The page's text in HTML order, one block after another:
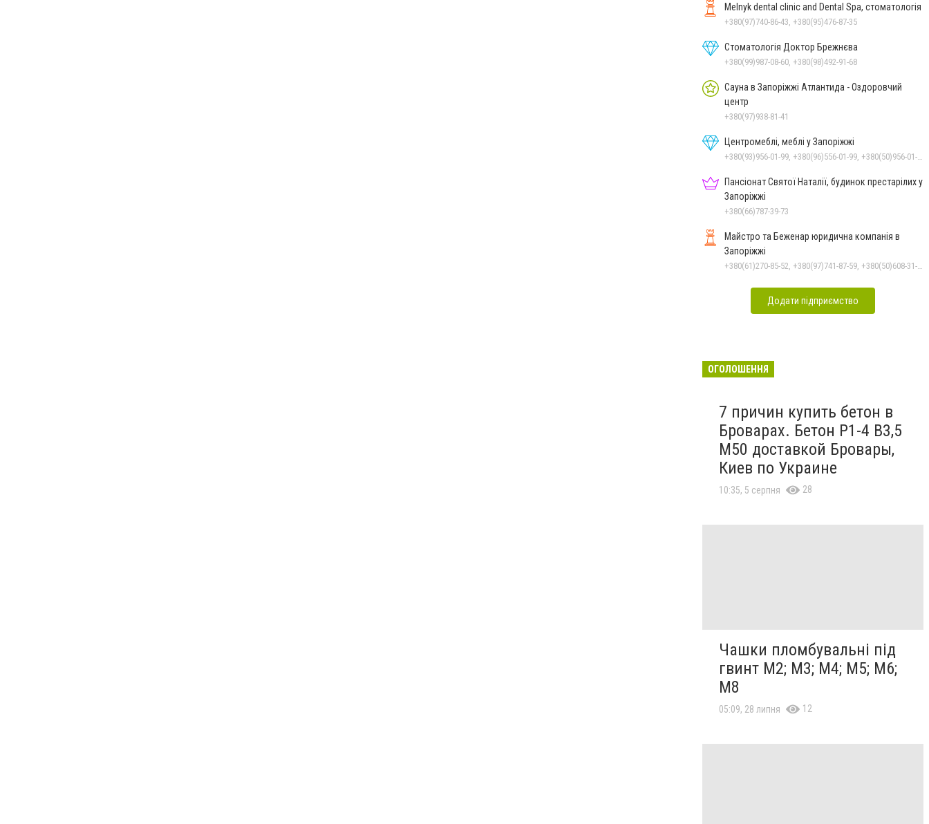
Melnyk dental clinic and Dental Spa, стоматологія
+380(97)740-86-43, +380(95)476-87-35
Стоматологія Доктор Брежнєва
+380(99)987-08-60, +380(98)492-91-68
Сауна в Запоріжжі Атлантида - Оздоровчий
центр
+380(97)938-81-41
Центромеблі, меблі у Запоріжжі
Пансіонат Святої Наталії, будинок престарілих у
Запоріжжі
+380(66)787-39-73
Майстро та Беженар юридична компанія в
Запоріжжі
Додати підприємство
ОГОЛОШЕННЯ
7 причин купить бетон в
Броварах. Бетон Р1-4 В3,5
M50 доставкой Бровары,
Киев по Украине
10:35, 5 серпня 28
Чашки пломбувальні під
гвинт М2; М3; М4; М5; М6;
М8
05:09, 28 липня 12